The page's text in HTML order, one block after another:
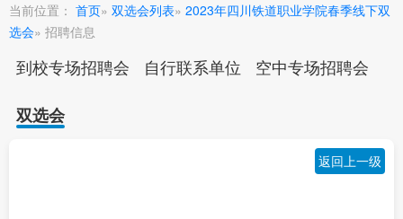
当前位置： 首页» 双选会列表» 2023年四川铁道职业学院春季线下双
选会» 招聘信息
到校专场招聘会 自行联系单位 空中专场招聘会
双选会
返回上一级